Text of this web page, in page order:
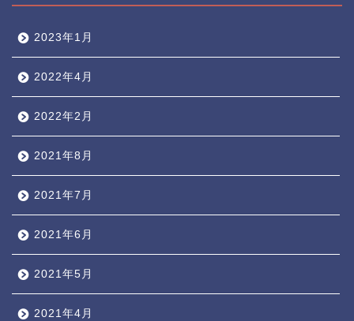
2023年1月
2022年4月
2022年2月
2021年8月
2021年7月
2021年6月
2021年5月
2021年4月